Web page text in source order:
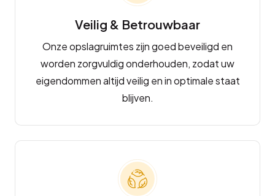
Veilig & Betrouwbaar
Onze opslagruimtes zijn goed beveiligd en
worden zorgvuldig onderhouden, zodat uw
eigendommen altijd veilig en in optimale staat
blijven.